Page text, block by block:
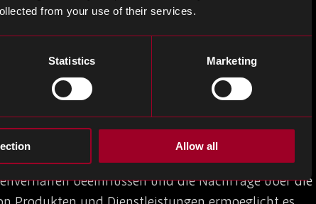
from your use of their services.
Statistics Marketing
Allow all
ermöglicht es Unternehmen,
von Nachfrageschwankungen auf die
beeinflussen und die Nachfrage über die